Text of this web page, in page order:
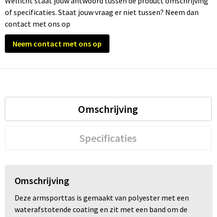
Trolleys
Waterbestendige tassen
of specificaties. Staat jouw vraag er niet tussen? Neem dan
contact met ons op
Neem contact met ons op
Omschrijving
Specificaties
Omschrijving
Deze armsporttas is gemaakt van polyester met een
waterafstotende coating en zit met een band om de